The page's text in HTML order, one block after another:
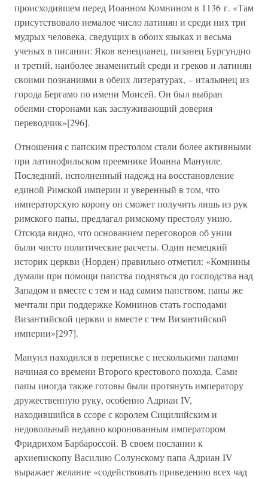
происходившем перед Иоанном Комнином в 1136 г. «Там
присутствовало немалое число латинян и среди них три
мудрых человека, сведущих в обоих языках и весьма
ученых в писании: Яков венецианец, пизанец Бургундио
и третий, наиболее знаменитый среди и греков и латинян
своими познаниями в обеих литературах, – итальянец из
города Бергамо по имени Моисей. Он был выбран
обеими сторонами как заслуживающий доверия
переводчик»[296].
Отношения с папским престолом стали более активными
при латинофильском преемнике Иоанна Мануиле.
Последний, исполненный надежд на восстановление
единой Римской империи и уверенный в том, что
императорскую корону он сможет получить лишь из рук
римского папы, предлагал римскому престолу унию.
Отсюда видно, что основанием переговоров об унии
были чисто политические расчеты. Один немецкий
историк церкви (Норден) правильно отметил: «Комнины
думали при помощи папства подняться до господства над
Западом и вместе с тем и над самим папством; папы же
мечтали при поддержке Комнинов стать господами
Византийской церкви и вместе с тем Византийской
империи»[297].
Мануил находился в переписке с несколькими папами
начиная со времени Второго крестового похода. Сами
папы иногда также готовы были протянуть императору
дружественную руку, особенно Адриан IV,
находившийся в ссоре с королем Сицилийским и
недовольный недавно коронованным императором
Фридрихом Барбароссой. В своем послании к
архиепископу Василию Солунскому папа Адриан IV
выражает желание «содействовать приведению всех чад